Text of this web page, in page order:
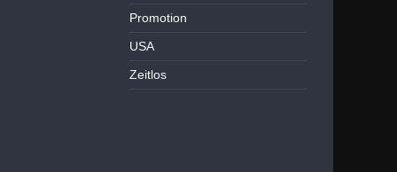
Promotion
USA
Zeitlos